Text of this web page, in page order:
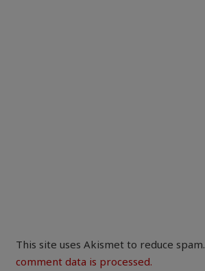
This site uses Akismet to reduce spam.
comment data is processed.